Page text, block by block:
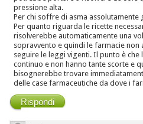
pressione alta.
Per chi soffre di asma assolutamente
Per quanto riguarda le ricette
risolverebbe automaticamente una
sopravvento e quindi le farmacie non
seguire le leggi vigenti. Il punto è
continuo e non hanno tante scorte e
bisognerebbe trovare
delle case farmaceutiche da dove i
Rispondi